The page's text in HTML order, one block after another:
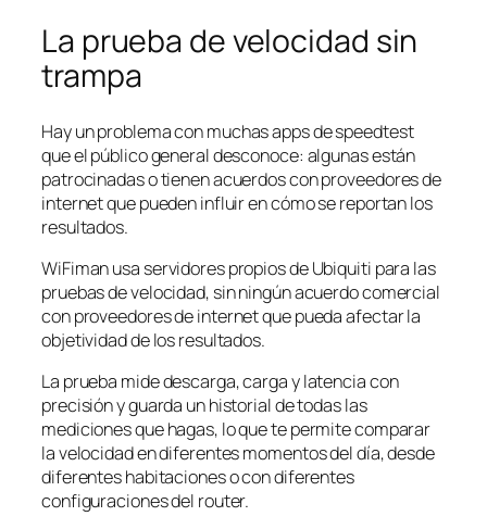
La prueba de velocidad sin
trampa
Hay un problema con muchas apps de speedtest
que el público general desconoce: algunas están
patrocinadas o tienen acuerdos con proveedores de
internet que pueden influir en cómo se reportan los
resultados.
WiFiman usa servidores propios de Ubiquiti para las
pruebas de velocidad, sin ningún acuerdo comercial
con proveedores de internet que pueda afectar la
objetividad de los resultados.
La prueba mide descarga, carga y latencia con
precisión y guarda un historial de todas las
mediciones que hagas, lo que te permite comparar
la velocidad en diferentes momentos del día, desde
diferentes habitaciones o con diferentes
configuraciones del router.